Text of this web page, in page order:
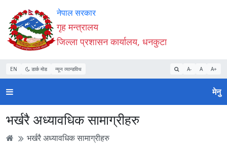
Accessibility
Mode
सुरु
गर्नुहोस्
सामाग्री
पढ्नुहाेस्
नेभिगेसन
पढ्नुहाेस्
वेबसाइट
खोजमा
जानुहोस्
नेपाल सरकार
गृह मन्त्रालय
जिल्ला प्रशासन कार्यालय, धनकुटा
EN डार्क मोड न्यून व्यान्डविथ A- A A+
मेनु
भर्खरै अध्यावधिक सामाग्रीहरु
भर्खरै अध्यावधिक सामाग्रीहरु